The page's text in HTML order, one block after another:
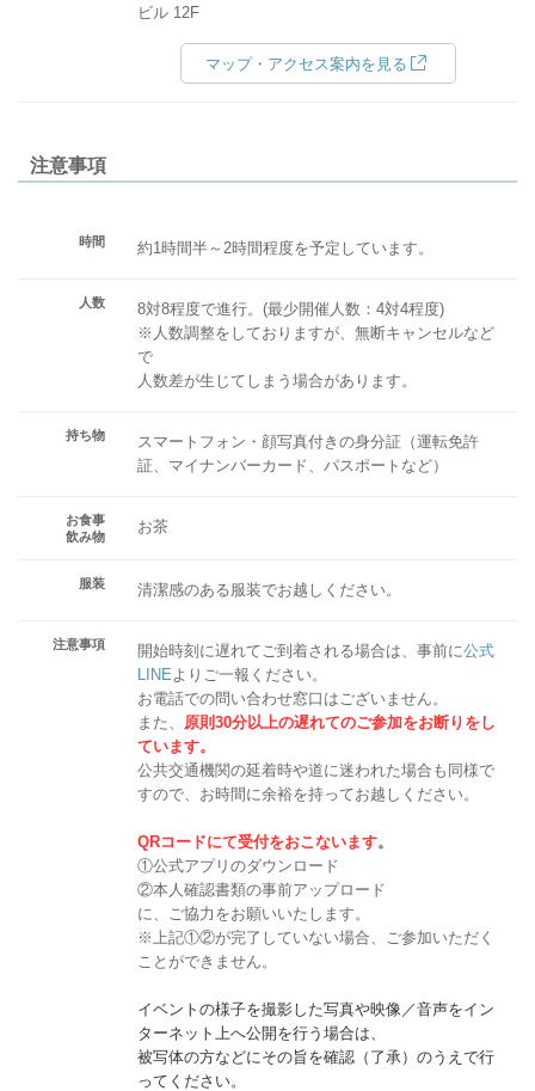
ビル 12F
マップ・アクセス案内を見る
注意事項
時間 約1時間半～2時間程度を予定しています。
人数
8対8程度で進行。(最少開催人数：4対4程度)
※人数調整をしておりますが、無断キャンセルなど
で
人数差が生じてしまう場合があります。
持ち物
スマートフォン・顔写真付きの身分証（運転免許
証、マイナンバーカード、パスポートなど）
お食事
飲み物
お茶
服装 清潔感のある服装でお越しください。
注意事項 開始時刻に遅れてご到着される場合は、事前に公式
LINE よりご一報ください。
お電話での問い合わせ窓口はございません。
また、 原則30分以上の遅れてのご参加をお断りをし
ています。
公共交通機関の延着時や道に迷われた場合も同様で
すので、お時間に余裕を持ってお越しください。
QRコードにて受付をおこないます。
①公式アプリのダウンロード
②本人確認書類の事前アップロード
に、ご協力をお願いいたします。
※上記①②が完了していない場合、ご参加いただく
ことができません。
イベントの様子を撮影した写真や映像／音声をイン
ターネット上へ公開を行う場合は、
被写体の方などにその旨を確認（了承）のうえで行
ってください。